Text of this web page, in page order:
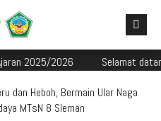
2025/2026 Selamat datang
dan Heboh, Bermain Ular Naga
MTsN 8 Sleman